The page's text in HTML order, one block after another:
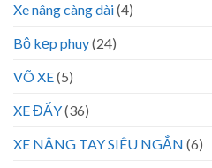
Xe nâng càng dài(4)
Bộ kẹp phuy(24)
VÕ XE(5)
XE ĐẨY(36)
XE NÂNG TAY SIÊU NGẮN (6)